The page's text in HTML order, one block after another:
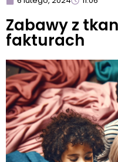
Zabawy z
fakturach